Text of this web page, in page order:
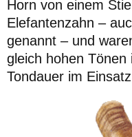
Horn von einem
Elefantenzahn –
genannt – und
gleich hohen
Tondauer im